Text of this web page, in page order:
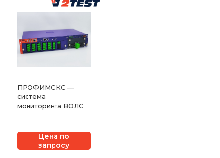
ПРОФИМОКС —
система
мониторинга ВОЛС
Цена по
запросу